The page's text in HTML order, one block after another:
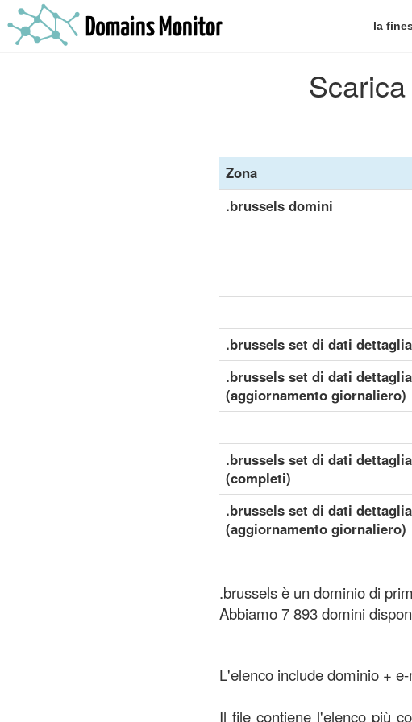
la
Zona
.brussels domini
.brussels set di dati
.brussels set di dati
(aggiornamento giornaliero)
.brussels set di dati
(completi)
.brussels set di dati
(aggiornamento giornaliero)
.brussels è un dominio di
Abbiamo 7 893 domini
L'elenco include dominio +
Il file contiene l'elenco più